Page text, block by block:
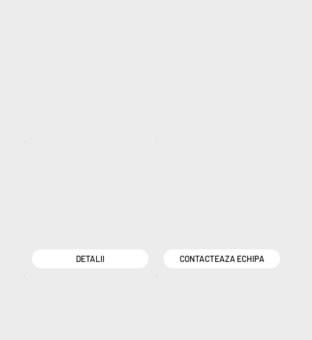
DETALII CONTACTEAZA ECHIPA